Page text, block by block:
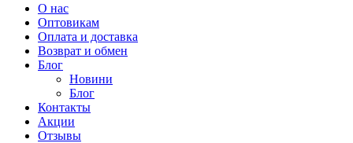
О нас
Оптовикам
Оплата и доставка
Возврат и обмен
Блог
Новини
Блог
Контакты
Акции
Отзывы